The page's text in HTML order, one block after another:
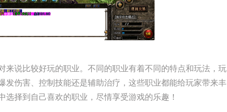
来说比较好玩的职业。不同的职业有着不同的特点和玩法，玩
发伤害、控制技能还是辅助治疗，这些职业都能给玩家带来丰
择到自己喜欢的职业，尽情享受游戏的乐趣！